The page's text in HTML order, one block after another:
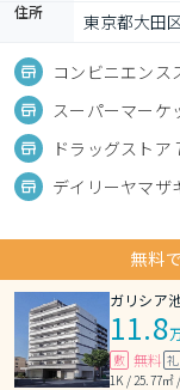
住所 東京都大田
コンビニエンス
スーパーマーケ
ドラッグストア
デイリーヤマザ
無料
ガリシア
11.8
敷 無料 礼
1K / 25.77㎡